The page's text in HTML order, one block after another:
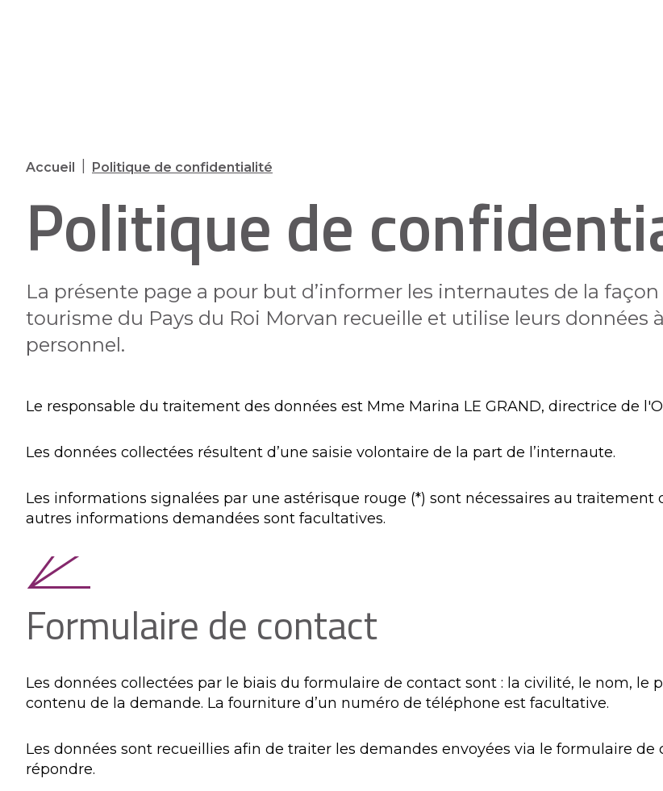
Accueil Politique de confidentialité
Politique de
La présente page a pour but d’informer les internautes de la
tourisme du Pays du Roi Morvan recueille et utilise leurs données
personnel.
Le responsable du traitement des données est Mme Marina LE GRAND, directrice de
Les données collectées résultent d’une saisie volontaire de la part de l’internaute.
Les informations signalées par une astérisque rouge (*) sont nécessaires au
autres informations demandées sont facultatives.
Formulaire de contact
Les données collectées par le biais du formulaire de contact sont : la civilité, le nom, le
contenu de la demande. La fourniture d’un numéro de téléphone est facultative.
Les données sont recueillies afin de traiter les demandes envoyées via le formulaire
répondre.